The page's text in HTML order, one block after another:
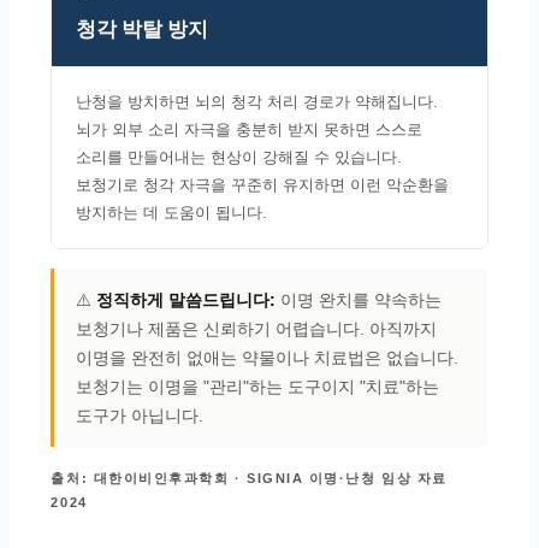
청각 박탈 방지
난청을 방치하면 뇌의 청각 처리 경로가 약해집니다.
뇌가 외부 소리 자극을 충분히 받지 못하면 스스로
소리를 만들어내는 현상이 강해질 수 있습니다.
보청기로 청각 자극을 꾸준히 유지하면 이런 악순환을
방지하는 데 도움이 됩니다.
⚠️ 정직하게 말씀드립니다: 이명 완치를 약속하는
보청기나 제품은 신뢰하기 어렵습니다. 아직까지
이명을 완전히 없애는 약물이나 치료법은 없습니다.
보청기는 이명을 "관리"하는 도구이지 "치료"하는
도구가 아닙니다.
출처: 대한이비인후과학회 · SIGNIA 이명·난청 임상 자료
2024